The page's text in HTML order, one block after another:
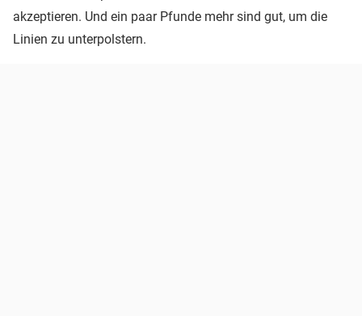
akzeptieren. Und ein paar Pfunde mehr sind gut, um die
Linien zu unterpolstern.